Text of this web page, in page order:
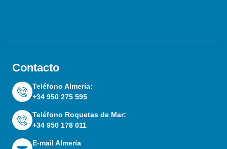
Contacto
Teléfono Almería:
+34 950 275 595
Teléfono Roquetas de Mar:
+34 950 178 011
E-mail Almería